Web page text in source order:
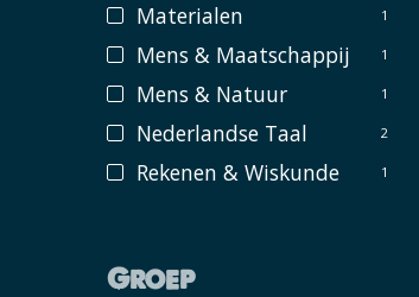
Materialen 1
Mens & Maatschappij 1
Mens & Natuur 1
Nederlandse Taal 2
Rekenen & Wiskunde 1
Groep